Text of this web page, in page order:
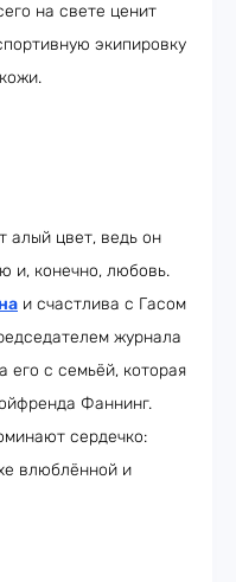
на свете ценит
экипировку
алый цвет, ведь он
и, конечно, любовь.
и счастлива с Гасом
журнала
его с семьёй, которая
Фаннинг.
сердечко:
влюблённой и